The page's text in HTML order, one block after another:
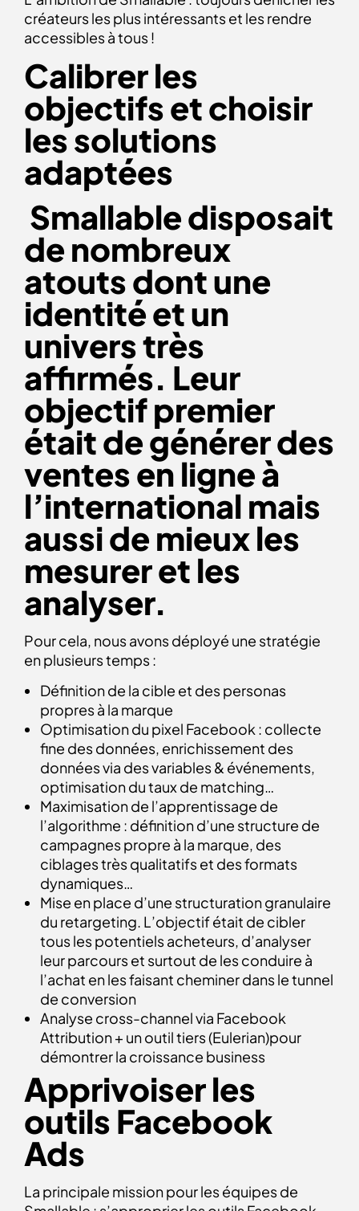
créateurs les plus intéressants et les rendre
accessibles à tous !
Calibrer les
objectifs et choisir
les solutions
adaptées
Smallable disposait
de nombreux
atouts dont une
identité et un
univers très
affirmés. Leur
objectif premier
était de générer des
ventes en ligne à
l’international mais
aussi de mieux les
mesurer et les
analyser.
Pour cela, nous avons déployé une stratégie
en plusieurs temps :
Définition de la cible et des personas
propres à la marque
Optimisation du pixel Facebook : collecte
fine des données, enrichissement des
données via des variables & événements,
optimisation du taux de matching…
Maximisation de l’apprentissage de
l’algorithme : définition d’une structure de
campagnes propre à la marque, des
ciblages très qualitatifs et des formats
dynamiques…
Mise en place d’une structuration granulaire
du retargeting. L’objectif était de cibler
tous les potentiels acheteurs, d’analyser
leur parcours et surtout de les conduire à
l’achat en les faisant cheminer dans le tunnel
de conversion
Analyse cross-channel via Facebook
Attribution + un outil tiers (Eulerian)pour
démontrer la croissance business
Apprivoiser les
outils Facebook
Ads
La principale mission pour les équipes de